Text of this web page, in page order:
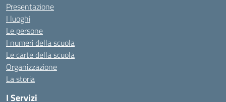
Presentazione
I luoghi
Le persone
I numeri della scuola
Le carte della scuola
Organizzazione
La storia
I Servizi